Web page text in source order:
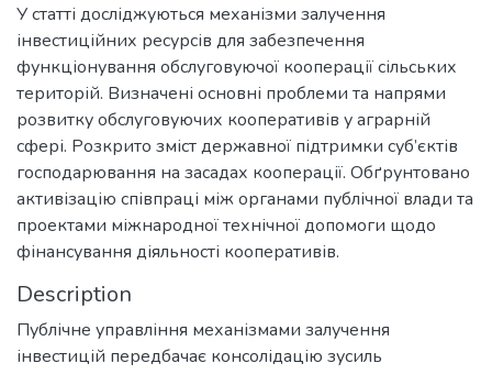
У статті досліджуються механізми залучення
інвестиційних ресурсів для забезпечення
функціонування обслуговуючої кооперації сільських
територій. Визначені основні проблеми та напрями
розвитку обслуговуючих кооперативів у аграрній
сфері. Розкрито зміст державної підтримки суб’єктів
господарювання на засадах кооперації. Обґрунтовано
активізацію співпраці між органами публічної влади та
проектами міжнародної технічної допомоги щодо
фінансування діяльності кооперативів.
Description
Публічне управління механізмами залучення
інвестицій передбачає консолідацію зусиль